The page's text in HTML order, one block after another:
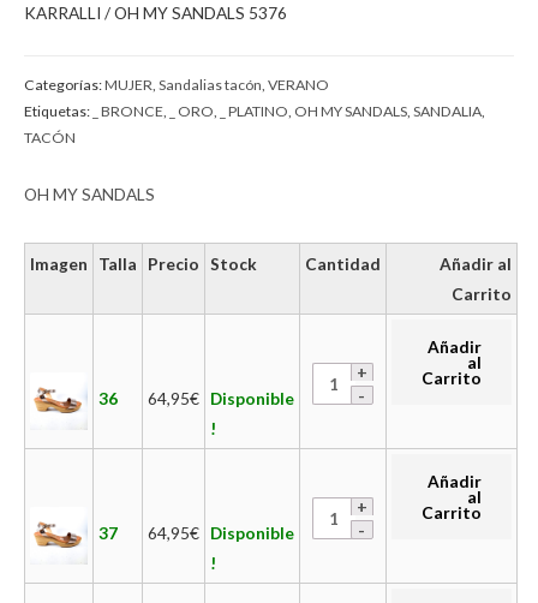
KARRALLI / OH MY SANDALS 5376
Categorías:MUJER Sandalias tacón VERANO
Etiquetas: _ BRONCE _ ORO _ PLATINO OH MY SANDALS SANDALIA
TACÓN
OH MY SANDALS
Imagen Talla Precio Stock Cantidad
Añadir al
Carrito
36 64,95€ Disponible
!
Añadir
al
Carrito
37 64,95€ Disponible
!
Añadir
al
Carrito